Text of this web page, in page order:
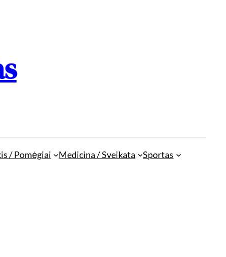
/ Pomėgiai Medicina / Sveikata
Sportas